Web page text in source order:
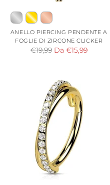
ANELLO PIERCING PENDENTE A
FOGLIE DI ZIRCONE CLICKER
Prezzo
€19,99 Da €15,99